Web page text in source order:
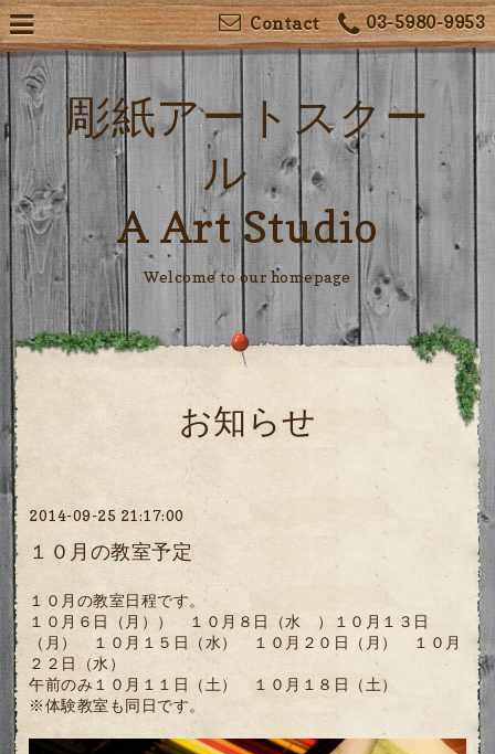
03-5980-9953
Contact
彫紙アートスクー
ル
A Art Studio
Welcome to our homepage
お知らせ
2014-09-25 21:17:00
１０月の教室予定
１０月の教室日程です。
１０月６日（月）） １０月８日（水 ）１０月１３日
（月） １０月１５日（水） １０月２０日（月） １０月
２２日（水）
午前のみ１０月１１日（土） １０月１８日（土）
※体験教室も同日です。